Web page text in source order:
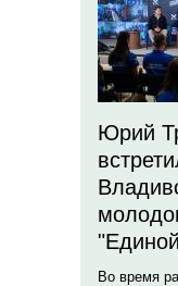
Юрий
Во время